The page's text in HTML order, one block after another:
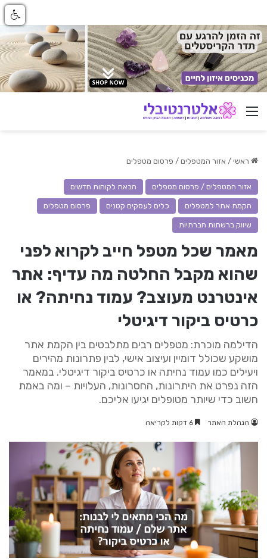
ניווט באתר
ראשי / אזור המטפלים / פרסום מטפלים
אזור המטפלים / פרסום מטפלים הבאת לקוחות חדשים
הקמת אתר למטפלים כלים לעסקים קטנים פרסום מטפלים
שיווק ברשתות חברתיות
מאמר שכל מטפל חייב לקרוא לפני
שהוא מקבל החלטה מה עדיף: אתר
אינטרנט מעוצב? עמוד נחיתה? או
כרטיס ביקור דיגיטלי
הדילמה מוכרת: מטפלים רבים מתלבטים בין הקמת אתר
מושקע שכולל דומיין ועיצוב אישי, לבין פתרונות מהירים
ויעילים כמו עמוד נחיתה או כרטיס ביקור דיגיטלי. במאמר
הזה נפרט את היתרונות, החסרונות, העלויות – ומה באמת
חשוב כדי שיותר מטופלים יגיעו אליכם.
הנהלת האתר